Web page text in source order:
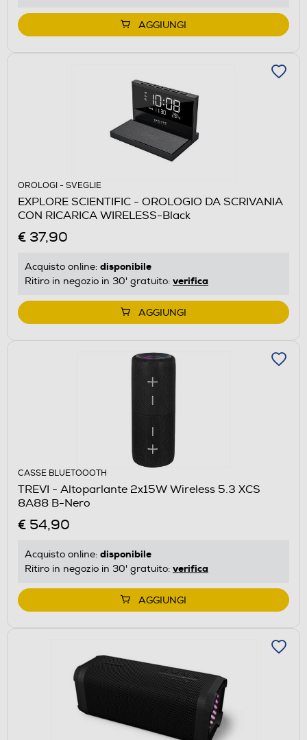
AGGIUNGI
OROLOGI - SVEGLIE
EXPLORE SCIENTIFIC - OROLOGIO DA SCRIVANIA
CON RICARICA WIRELESS-Black
€ 37,90
Acquisto online: disponibile
Ritiro in negozio in 30' gratuito: verifica
AGGIUNGI
CASSE BLUETOOOTH
TREVI - Altoparlante 2x15W Wireless 5.3 XCS
8A88 B-Nero
€ 54,90
Acquisto online: disponibile
Ritiro in negozio in 30' gratuito: verifica
AGGIUNGI